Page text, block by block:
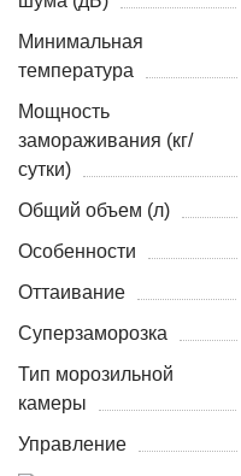
Минимальная
температура
Мощность
замораживания (кг/
сутки)
Общий объем (л)
Особенности
Оттаивание
Суперзаморозка
Тип морозильной
камеры
Управление